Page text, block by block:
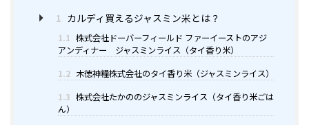
1 カルディ買えるジャスミン米とは？
1.1 株式会社ドーバーフィールド ファーイーストのアジ
アンディナー ジャスミンライス（タイ香り米）
1.2 木徳神糧株式会社のタイ香り米（ジャスミンライス）
1.3 株式会社たかののジャスミンライス（タイ香り米ごは
ん）